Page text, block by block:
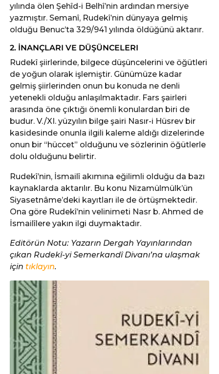
yılında ölen Şehîd-i Belhî’nin ardından mersiye
yazmıştır. Semanî, Rudekî’nin dünyaya gelmiş
olduğu Benuc’ta 329/941 yılında öldüğünü aktarır.
2. İNANÇLARI VE DÜŞÜNCELERI
Rudekî şiirlerinde, bilgece düşüncelerini ve öğütleri
de yoğun olarak işlemiştir. Günümüze kadar
gelmiş şiirlerinden onun bu konuda ne denli
yetenekli olduğu anlaşılmaktadır. Fars şairleri
arasında öne çıktığı önemli konulardan biri de
budur. V./XI. yüzyılın bilge şairi Nasır-i Hüsrev bir
kasidesinde onunla ilgili kaleme aldığı dizelerinde
onun bir “hüccet” olduğunu ve sözlerinin öğütlerle
dolu olduğunu belirtir.
Rudekî’nin, İsmailî akımına eğilimli olduğu da bazı
kaynaklarda aktarılır. Bu konu Nizamülmülk’ün
Siyasetnâme’deki kayıtları ile de örtüşmektedir.
Ona göre Rudekî’nin velinimeti Nasr b. Ahmed de
İsmailîlere yakın ilgi duymaktadır.
Editörün Notu: Yazarın Dergah Yayınlarından
çıkan Rudekî-yi Semerkandî Divanı’na ulaşmak
için tıklayın.